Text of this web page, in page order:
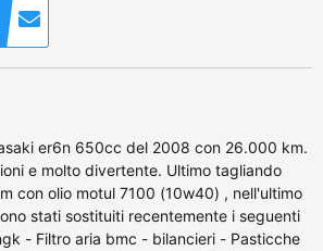
er6n 650cc del 2008 con 26.000 km.
e molto divertente. Ultimo tagliando
con olio motul 7100 (10w40) , nell'ultimo
stati sostituiti recentemente i seguenti
- Filtro aria bmc - bilancieri - Pasticche